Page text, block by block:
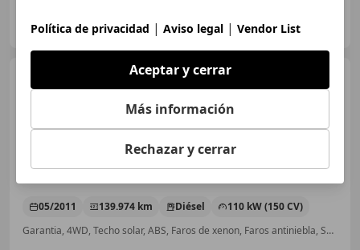
ES-03730 JAVEA
Nissan Qashqai
Tekna Premium 4x4 17´´
€ 10.990
05/2011 139.974 km Diésel
110 kW (150 CV)
Garantia, 4WD, Techo solar, ABS, Faros de xenon, Faros antiniebla, Sensor de lluvia, USB
Política de privacidad | Aviso legal | Vendor List
Aceptar y cerrar
Más información
Rechazar y cerrar